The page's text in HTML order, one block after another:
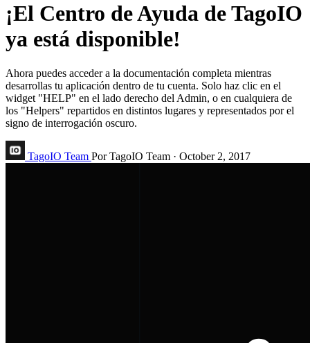
¡El Centro de Ayuda de TagoIO
ya está disponible!
Ahora puedes acceder a la documentación completa mientras
desarrollas tu aplicación dentro de tu cuenta. Solo haz clic en el
widget "HELP" en el lado derecho del Admin, o en cualquiera de
los "Helpers" repartidos en distintos lugares y representados por el
signo de interrogación oscuro.
TagoIO Team Por TagoIO Team · October 2, 2017